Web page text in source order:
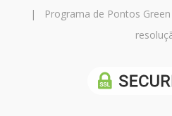
|
Programa de Pontos